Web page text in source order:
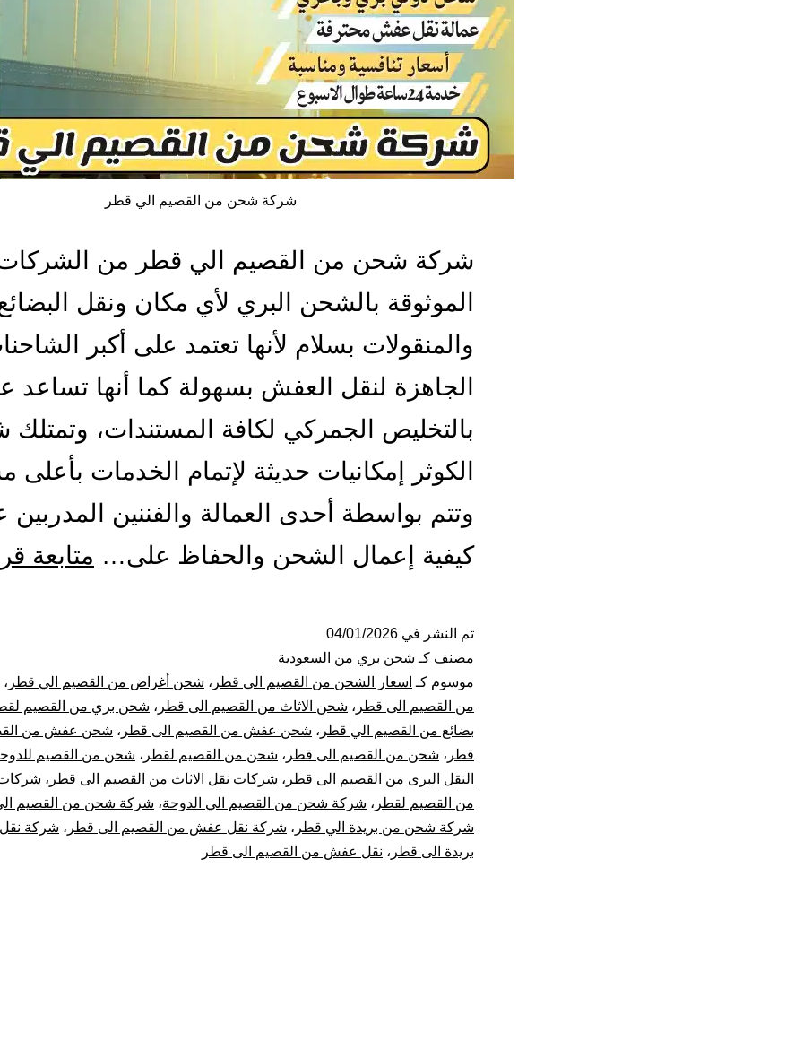
شركة شحن من القصيم الي قطر
شركة شحن من القصيم الي قطر من
الموثوقة بالشحن البري لأي مكان ونقل
والمنقولات بسلام لأنها تعتمد على أكبر
الجاهزة لنقل العفش بسهولة كما أنها تساعد
بالتخليص الجمركي لكافة المستندات، وتمتلك
الكوثر إمكانيات حديثة لإتمام الخدمات
وتتم بواسطة أحدى العمالة والفننين المدربين
كيفية إعمال الشحن والحفاظ على… متابعة
تم النشر في 04/01/2026
مصنف كـ شحن بري من السعودية
موسوم كـ اسعار الشحن من القصيم الى قطر ، شحن أغراض من القصيم الي قطر ،
من القصيم الى قطر ، شحن الاثاث من القصيم الى قطر ، شحن بري من القصيم
بضائع من القصيم الي قطر ، شحن عفش من القصيم الى قطر ، شحن عفش من
قطر ، شحن من القصيم الى قطر ، شحن من القصيم لقطر ، شحن من القصيم
النقل البرى من القصيم الى قطر ، شركات نقل الاثاث من القصيم الى قطر ،
من القصيم لقطر ، شركة شحن من القصيم الي الدوحة، شركة شحن من القصيم
شركة شحن من بريدة الي قطر ، شركة نقل عفش من القصيم الى قطر ، شركة
بريدة الى قطر ، نقل عفش من القصيم الى قطر